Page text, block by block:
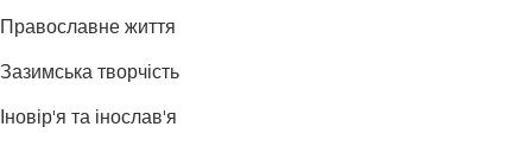
Православне життя
Зазимська творчість
Іновір'я та інослав'я